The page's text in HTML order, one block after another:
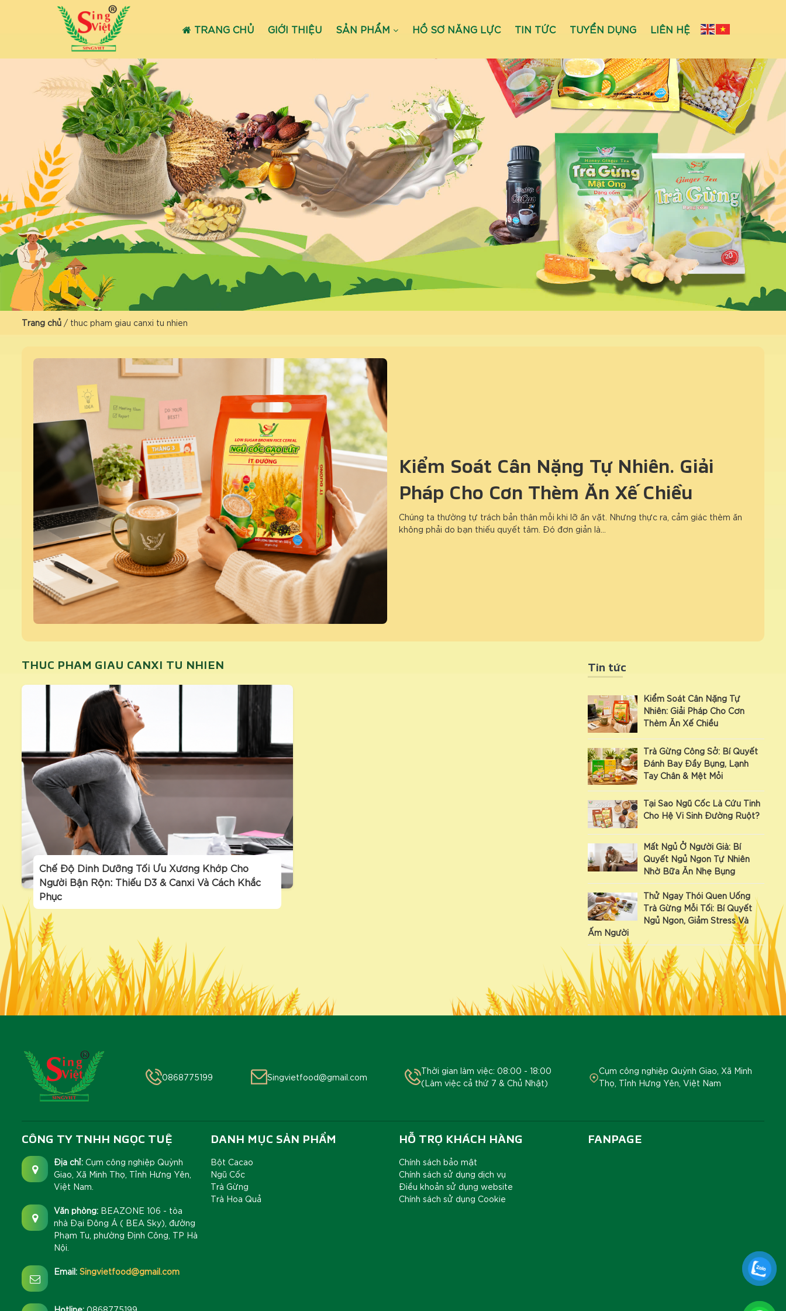
TRANG CHỦ GIỚI THIỆU SẢN PHẨM HỒ SƠ NĂNG LỰC TIN TỨC TUYỂN DỤNG LIÊN HỆ
Trang chủ / thuc pham giau canxi tu nhien
Kiểm Soát Cân Nặng Tự Nhiên: Giải
Pháp Cho Cơn Thèm Ăn Xế Chiều
Chúng ta thường tự trách bản thân mỗi khi lỡ ăn vặt. Nhưng thực ra, cảm giác thèm ăn
không phải do bạn thiếu quyết tâm. Đó đơn giản là…
THUC PHAM GIAU CANXI TU NHIEN
Chế Độ Dinh Dưỡng Tối Ưu Xương Khớp Cho
Người Bận Rộn: Thiếu D3 & Canxi Và Cách Khắc
Phục
Tin tức
Kiểm Soát Cân Nặng Tự
Nhiên: Giải Pháp Cho Cơn
Thèm Ăn Xế Chiều
Trà Gừng Công Sở: Bí Quyết
Đánh Bay Đầy Bụng, Lạnh
Tay Chân & Mệt Mỏi
Tại Sao Ngũ Cốc Là Cứu Tinh
Cho Hệ Vi Sinh Đường Ruột?
Mất Ngủ Ở Người Già: Bí
Quyết Ngủ Ngon Tự Nhiên
Nhờ Bữa Ăn Nhẹ Bụng
Thử Ngay Thói Quen Uống
Trà Gừng Mỗi Tối: Bí Quyết
Ngủ Ngon, Giảm Stress Và
Ấm Người
0868775199 Singvietfood@gmail.com
Thời gian làm việc: 08:00 - 18:00
(Làm việc cả thứ 7 & Chủ Nhật)
Cụm công nghiệp Quỳnh Giao, Xã Minh
Thọ, Tỉnh Hưng Yên, Việt Nam
CÔNG TY TNHH NGỌC TUỆ
Địa chỉ: Cụm công nghiệp Quỳnh
Giao, Xã Minh Thọ, Tỉnh Hưng Yên,
Việt Nam.
Văn phòng: BEAZONE 106 - tòa
nhà Đại Đông Á ( BEA Sky), đường
Phạm Tu, phường Định Công, TP Hà
Nội.
Email: Singvietfood@gmail.com
DANH MỤC SẢN PHẨM
Bột Cacao
Ngũ Cốc
Trà Gừng
Trà Hoa Quả
HỖ TRỢ KHÁCH HÀNG
Chính sách bảo mật
Chính sách sử dụng dịch vụ
Điều khoản sử dụng website
Chính sách sử dụng Cookie
FANPAGE